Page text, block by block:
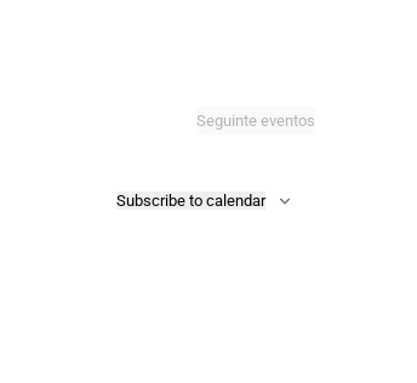
Seguinte eventos
Subscribe to calendar